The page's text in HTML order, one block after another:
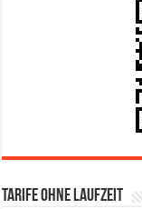
Tarife ohne Laufzeit